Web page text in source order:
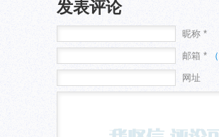
发表评论
昵称 *
邮箱 *
网址